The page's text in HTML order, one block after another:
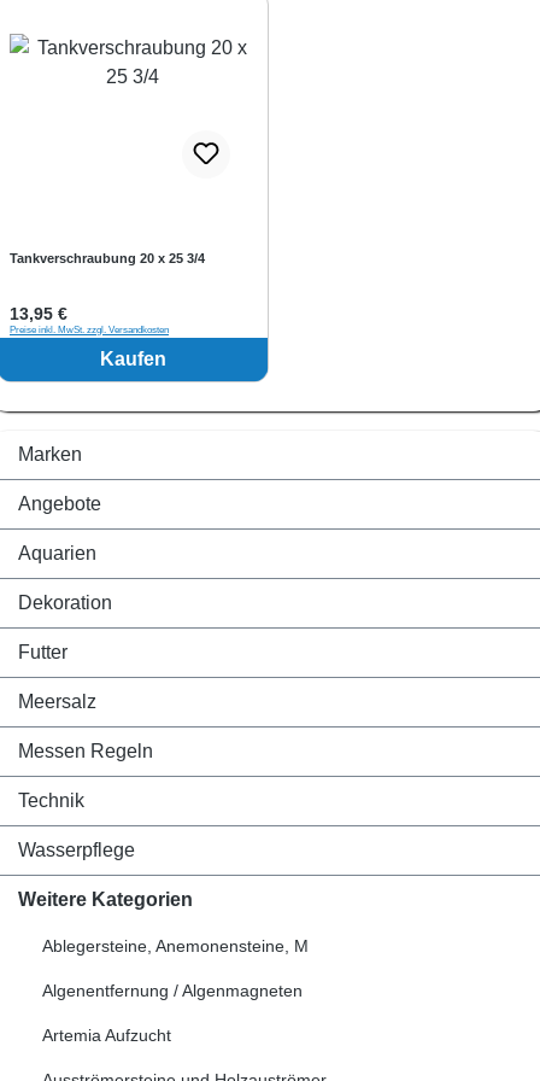
Tankverschraubung 20 x 25 3/4
Regulärer Preis:
13,95 €
Preise inkl. MwSt. zzgl. Versandkosten
Kaufen
Marken
Angebote
Aquarien
Dekoration
Futter
Meersalz
Messen Regeln
Technik
Wasserpflege
Weitere Kategorien
Ablegersteine, Anemonensteine, M
Algenentfernung / Algenmagneten
Artemia Aufzucht